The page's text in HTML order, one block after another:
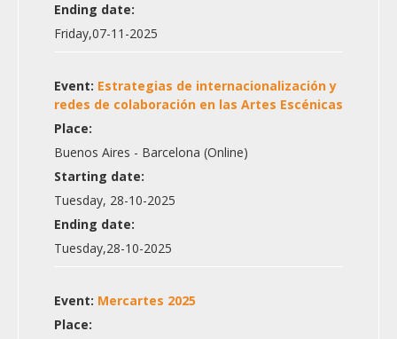
Ending date:
Friday,07-11-2025
Event: Estrategias de internacionalización y
redes de colaboración en las Artes Escénicas
Place:
Buenos Aires - Barcelona (Online)
Starting date:
Tuesday, 28-10-2025
Ending date:
Tuesday,28-10-2025
Event: Mercartes 2025
Place: